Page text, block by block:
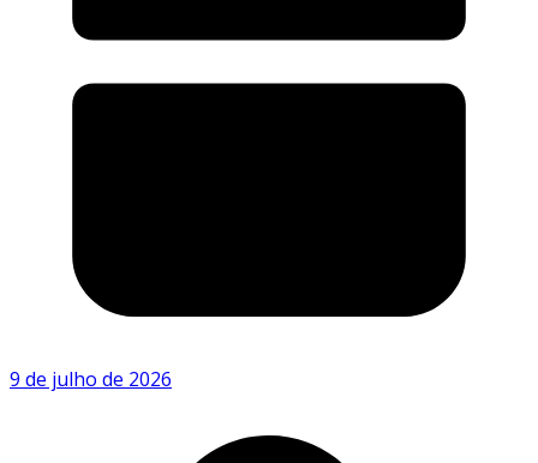
9 de julho de 2026